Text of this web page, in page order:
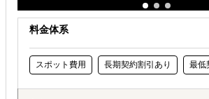
料金体系
スポット費用 長期契約割引あり 最低